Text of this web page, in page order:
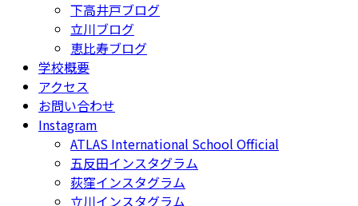
下高井戸ブログ
立川ブログ
恵比寿ブログ
学校概要
アクセス
お問い合わせ
Instagram
ATLAS International School Official
五反田インスタグラム
荻窪インスタグラム
立川インスタグラム